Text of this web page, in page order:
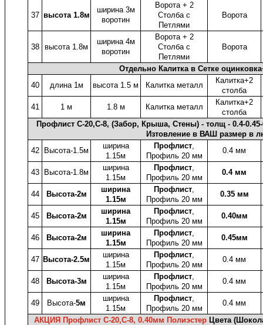
37 высота 1.8м
ширина 3м
воротин
Ворота + 2
Столба с
Петлями
Ворота
38 высота 1.8м
ширина 4м
воротин
Ворота + 2
Столба с
Петлями
Ворота
Отдельно Калитка в Сетке
40
длина 1м высота 1.5 м Калитка металл
Калитка+2
столба
41
1 м 1.8 м Калитка металл
Калитка+2
столба
Профлист C-20,С-8, (Забор, Крыша, Стены) - толщ - 0.4-
Изтовление в ВАШ размер в
42
Высота-1.5м
ширина
1.15м
Профлист,
Профиль 20 мм
0.4 мм
43 Высота-1.8м
ширина
1.15м
Профлист,
Профиль 20 мм
0.4 мм
44 Высота-2м
ширина
1.15м
Профлист,
Профиль 20 мм
0.35 мм
45 Высота-2м
ширина
1.15м
Профлист,
Профиль 20 мм
0.40мм
46 Высота-2м
ширина
1.15м
Профлист,
Профиль 20 мм
0.45мм
47 Высота-2.5м
ширина
1.15м
Профлист,
Профиль 20 мм
0.4 мм
48 Высота-3м
ширина
1.15м
Профлист,
Профиль 20 мм
0.4 мм
49 Высота-5м
ширина
1.15м
Профлист,
Профиль 20 мм
0.4 мм
АКЦИЯ Профлист C-20,С-8, 0.40мм Полиэстер Цвета